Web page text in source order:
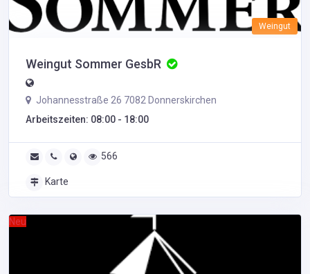
Weingut
Weingut Sommer GesbR
Johannesstraße 26 7082 Donnerskirchen
Arbeitszeiten: 08:00 - 18:00
566
Karte
Neu